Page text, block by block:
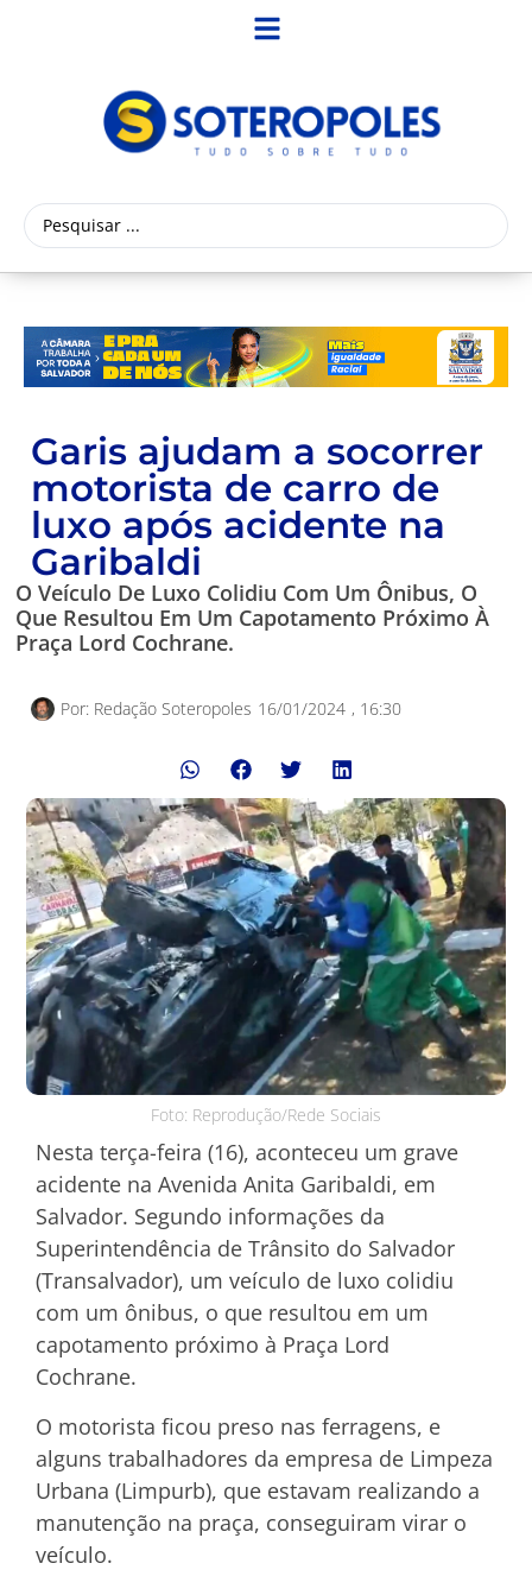
Garis ajudam a socorrer
motorista de carro de
luxo após acidente na
Garibaldi
O Veículo De Luxo Colidiu Com Um Ônibus, O
Que Resultou Em Um Capotamento Próximo À
Praça Lord Cochrane.
Por: Redação Soteropoles 16/01/2024 , 16:30
Foto: Reprodução/Rede Sociais
Nesta terça-feira (16), aconteceu um grave
acidente na Avenida Anita Garibaldi, em
Salvador. Segundo informações da
Superintendência de Trânsito do Salvador
(Transalvador), um veículo de luxo colidiu
com um ônibus, o que resultou em um
capotamento próximo à Praça Lord
Cochrane.
O motorista ficou preso nas ferragens, e
alguns trabalhadores da empresa de Limpeza
Urbana (Limpurb), que estavam realizando a
manutenção na praça, conseguiram virar o
veículo.